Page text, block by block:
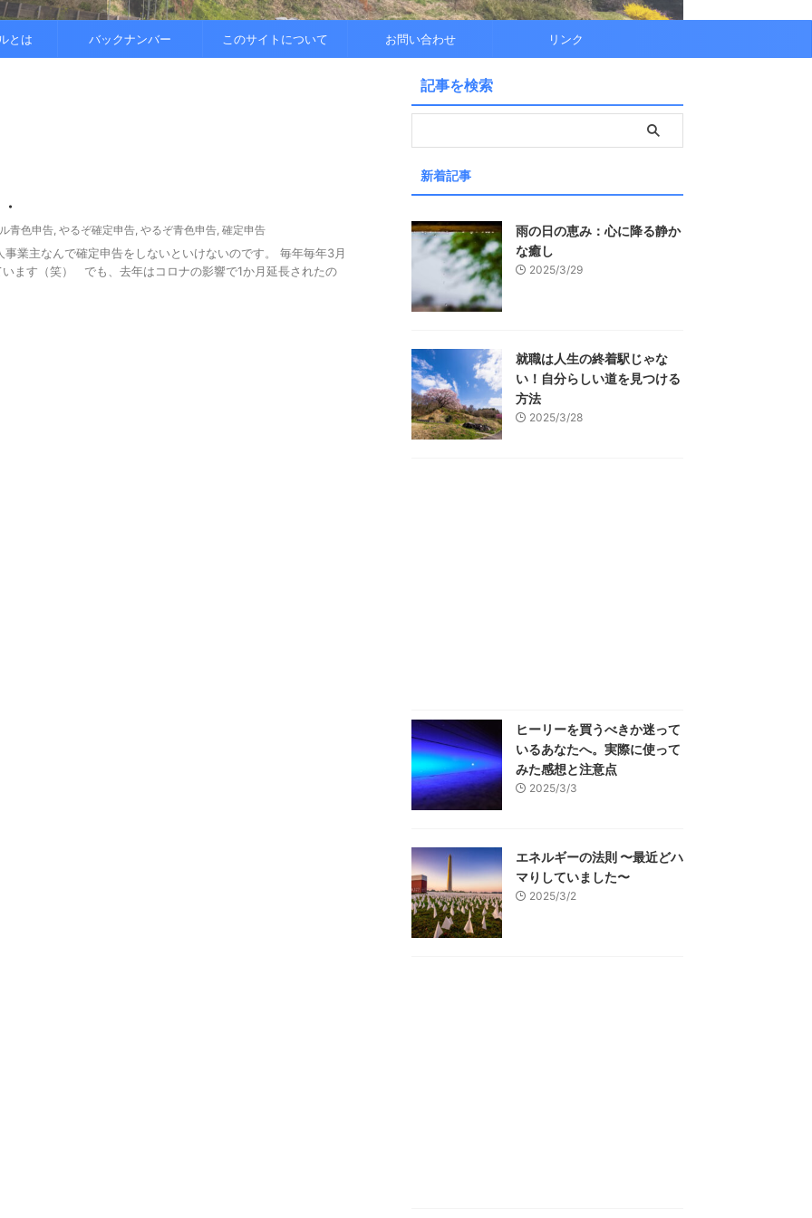
整えると
とは バックナンバー このサイトについて お問い合わせ リンク
青色申告, やるぞ確定申告, やるぞ青色申告, 確定申告
業主なんで確定申告をしないといけないのです。 毎年毎年3月
ます（笑） でも、去年はコロナの影響で1か月延長されたの
記事を検索
新着記事
雨の日の恵み：心に降る静か
な癒し
2025/3/29
就職は人生の終着駅じゃな
い！自分らしい道を見つける
方法
2025/3/28
ヒーリーを買うべきか迷って
いるあなたへ。実際に使って
みた感想と注意点
2025/3/3
エネルギーの法則 〜最近どハ
マりしていました〜
2025/3/2